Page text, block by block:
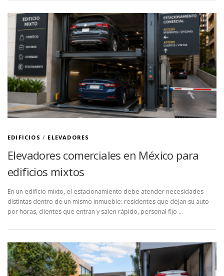
EDIFICIOS / ELEVADORES
Elevadores comerciales en México para
edificios mixtos
En un edificio mixto, el estacionamiento debe atender necesidades
distintas dentro de un mismo inmueble: residentes que dejan su auto
por horas, clientes que entran y salen rápido, personal fijo …